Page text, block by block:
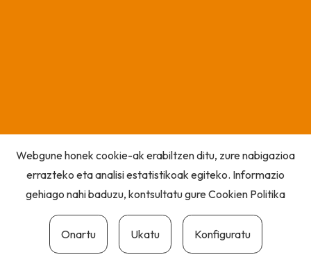
Webgune honek cookie-ak erabiltzen ditu, zure nabigazioa
errazteko eta analisi estatistikoak egiteko. Informazio
gehiago nahi baduzu, kontsultatu gureCookien Politika
Onartu Ukatu Konfiguratu